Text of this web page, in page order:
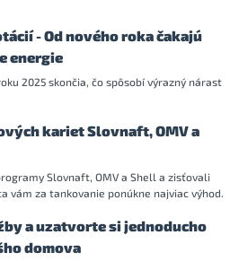
- Od nového roka čakajú
energie
2025 skončia, čo spôsobí výrazný nárast
kariet Slovnaft, OMV a
Slovnaft, OMV a Shell a zisťovali
vám za tankovanie ponúkne najviac výhod.
a uzatvorte si jednoducho
domova